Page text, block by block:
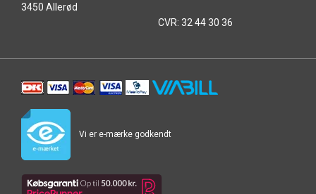
3450 Allerød
CVR: 32 44 30 36
Vi er e-mærke godkendt